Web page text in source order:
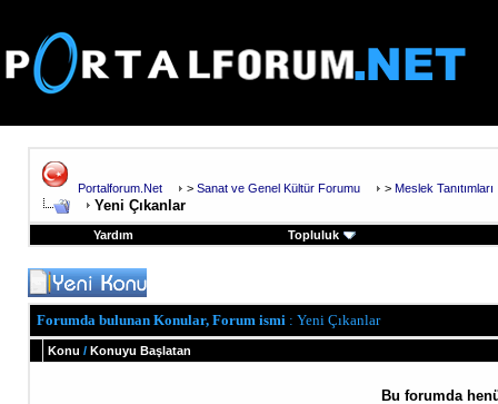
Portalforum.Net > Sanat ve Genel Kültür Forumu > Meslek Tanıtımları
Yeni Çıkanlar
Yardım Topluluk
Forumda bulunan Konular, Forum ismi : Yeni Çıkanlar
Konu / Konuyu Başlatan
Bu forumda